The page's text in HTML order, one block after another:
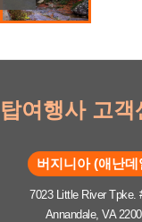
탑여행사 고객
버지니아 (애난데
7023 Little River Tpke.
Annandale, VA